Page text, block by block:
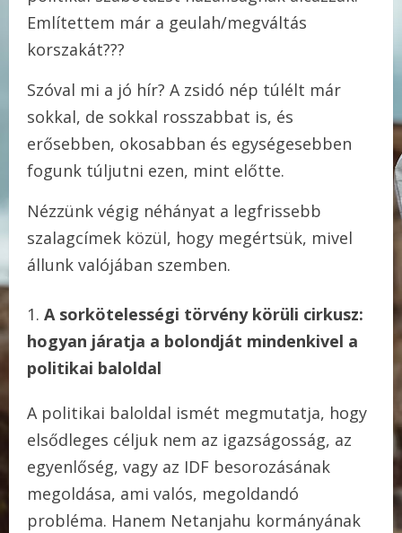
Említettem már a geulah/megváltás
korszakát???
Szóval mi a jó hír? A zsidó nép túlélt már
sokkal, de sokkal rosszabbat is, és
erősebben, okosabban és egységesebben
fogunk túljutni ezen, mint előtte.
Nézzünk végig néhányat a legfrissebb
szalagcímek közül, hogy megértsük, mivel
állunk valójában szemben.
A sorkötelességi törvény körüli cirkusz:
hogyan járatja a bolondját mindenkivel a
politikai baloldal
A politikai baloldal ismét megmutatja, hogy
elsődleges céljuk nem az igazságosság, az
egyenlőség, vagy az IDF besorozásának
megoldása, ami valós, megoldandó
probléma. Hanem Netanjahu kormányának